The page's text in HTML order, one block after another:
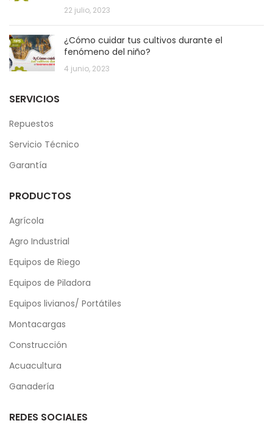
22 julio, 2023
¿Cómo cuidar tus cultivos durante el
fenómeno del niño?
4 junio, 2023
SERVICIOS
Repuestos
Servicio Técnico
Garantía
PRODUCTOS
Agrícola
Agro Industrial
Equipos de Riego
Equipos de Piladora
Equipos livianos/ Portátiles
Montacargas
Construcción
Acuacultura
Ganadería
REDES SOCIALES